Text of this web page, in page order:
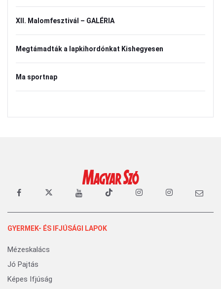
XII. Malomfesztivál – GALÉRIA
Megtámadták a lapkihordónkat Kishegyesen
Ma sportnap
GYERMEK- ÉS IFJÚSÁGI LAPOK
Mézeskalács
Jó Pajtás
Képes Ifjúság